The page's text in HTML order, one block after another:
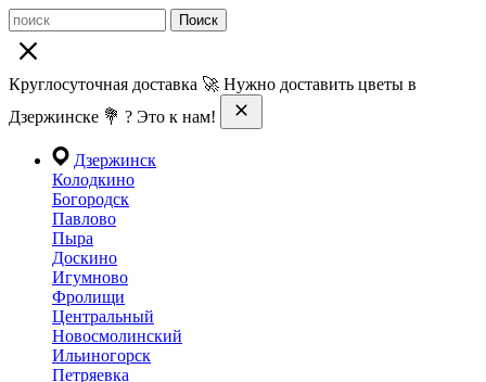
Поиск
Круглосуточная доставка 🚀 Нужно доставить цветы в
Дзержинске 💐 ? Это к нам!
Дзержинск
Колодкино
Богородск
Павлово
Пыра
Доскино
Игумново
Фролищи
Центральный
Новосмолинский
Ильиногорск
Петряевка